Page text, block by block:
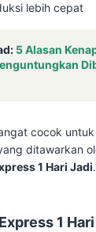
lebih cepat
5 Alasan
cocok
ditawarkan
1 Hari Jadi.
1